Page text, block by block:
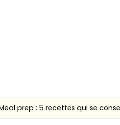
prep : 5 recettes qui se